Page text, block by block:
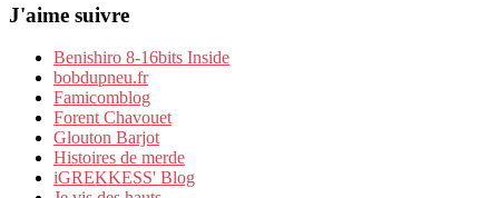
J'aime suivre
Benishiro 8-16bits Inside
bobdupneu.fr
Famicomblog
Forent Chavouet
Glouton Barjot
Histoires de merde
iGREKKESS' Blog